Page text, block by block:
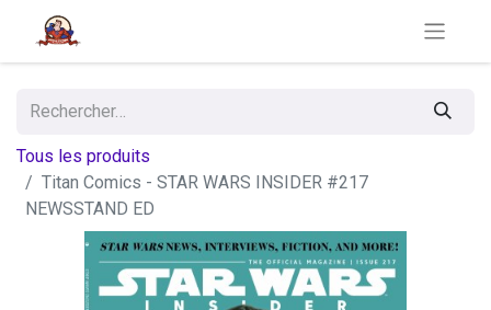
Tous les produits
Titan Comics - STAR WARS INSIDER #217
NEWSSTAND ED